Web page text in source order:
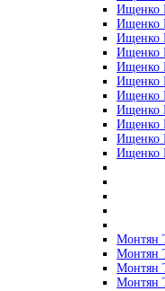
Ищенко
Ищенко
Ищенко
Ищенко
Ищенко
Ищенко
Ищенко
Ищенко
Ищенко
Ищенко
Ищенко
Монтян
Монтян
Монтян
Монтян